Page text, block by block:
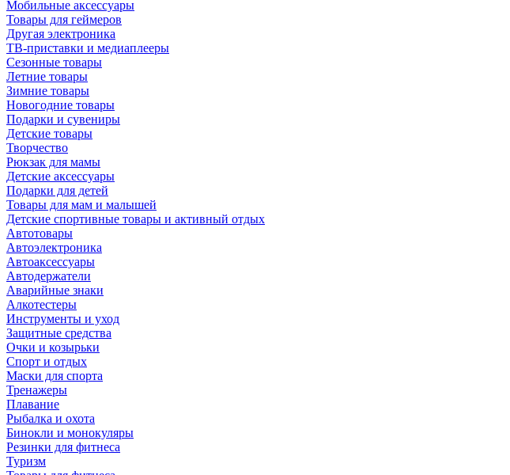
Мобильные аксессуары
Товары для геймеров
Другая электроника
ТВ-приставки и медиаплееры
Сезонные товары
Летние товары
Зимние товары
Новогодние товары
Подарки и сувениры
Детские товары
Творчество
Рюкзак для мамы
Детские аксессуары
Подарки для детей
Товары для мам и малышей
Детские спортивные товары и активный отдых
Автотовары
Автоэлектроника
Автоаксессуары
Автодержатели
Аварийные знаки
Алкотестеры
Инструменты и уход
Защитные средства
Очки и козырьки
Спорт и отдых
Маски для спорта
Тренажеры
Плавание
Рыбалка и охота
Бинокли и монокуляры
Резинки для фитнеса
Туризм